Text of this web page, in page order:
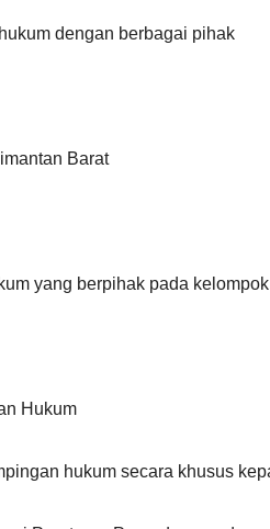
dengan berbagai pihak
Barat
yang berpihak pada
Hukum
hukum secara khusus